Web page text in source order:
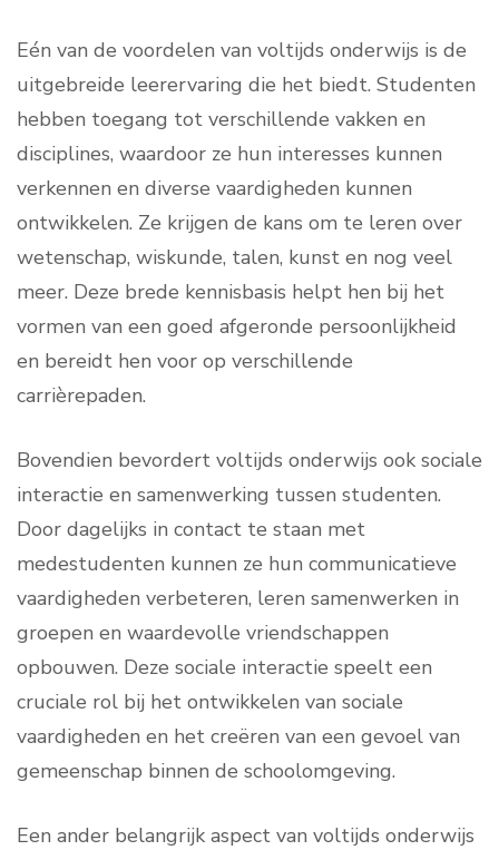
Eén van de voordelen van voltijds onderwijs is de
uitgebreide leerervaring die het biedt. Studenten
hebben toegang tot verschillende vakken en
disciplines, waardoor ze hun interesses kunnen
verkennen en diverse vaardigheden kunnen
ontwikkelen. Ze krijgen de kans om te leren over
wetenschap, wiskunde, talen, kunst en nog veel
meer. Deze brede kennisbasis helpt hen bij het
vormen van een goed afgeronde persoonlijkheid
en bereidt hen voor op verschillende
carrièrepaden.
Bovendien bevordert voltijds onderwijs ook sociale
interactie en samenwerking tussen studenten.
Door dagelijks in contact te staan met
medestudenten kunnen ze hun communicatieve
vaardigheden verbeteren, leren samenwerken in
groepen en waardevolle vriendschappen
opbouwen. Deze sociale interactie speelt een
cruciale rol bij het ontwikkelen van sociale
vaardigheden en het creëren van een gevoel van
gemeenschap binnen de schoolomgeving.
Een ander belangrijk aspect van voltijds onderwijs